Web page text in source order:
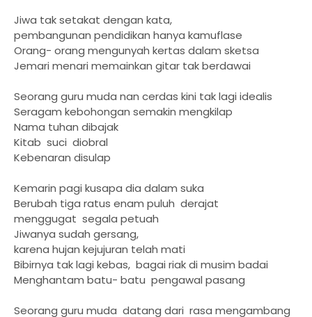
Jiwa tak setakat dengan kata,
pembangunan pendidikan hanya kamuflase
Orang- orang mengunyah kertas dalam sketsa
Jemari menari memainkan gitar tak berdawai
Seorang guru muda nan cerdas kini tak lagi idealis
Seragam kebohongan semakin mengkilap
Nama tuhan dibajak
Kitab suci diobral
Kebenaran disulap
Kemarin pagi kusapa dia dalam suka
Berubah tiga ratus enam puluh derajat
menggugat segala petuah
Jiwanya sudah gersang,
karena hujan kejujuran telah mati
Bibirnya tak lagi kebas, bagai riak di musim badai
Menghantam batu- batu pengawal pasang
Seorang guru muda datang dari rasa mengambang